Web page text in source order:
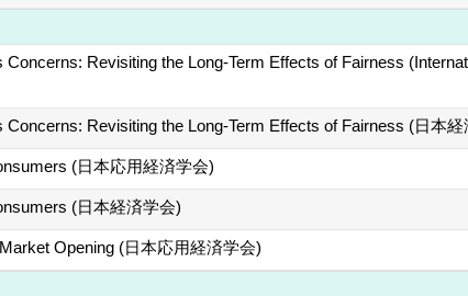
Revisiting the Long-Term Effects of Fairness
Revisiting the Long-Term Effects of Fairness (日本経
(日本応用経済学会)
(日本経済学会)
Opening (日本応用経済学会)